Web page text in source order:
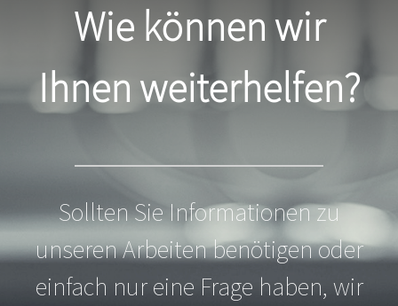
Wie können wir
Ihnen weiterhelfen?
Sollten Sie Informationen zu
unseren Arbeiten benötigen oder
einfach nur eine Frage haben, wir